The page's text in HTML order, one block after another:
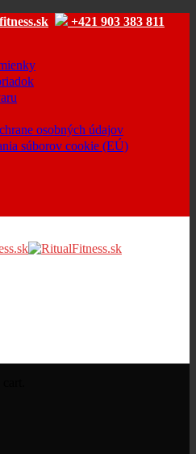
+421 903 383 811
osobných údajov
súborov cookie (EÚ)